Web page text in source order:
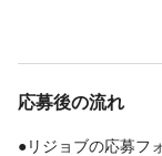
会社とスタッフ、
と見劣りしない条件
応募後の流れ
●リジョブの応募フ